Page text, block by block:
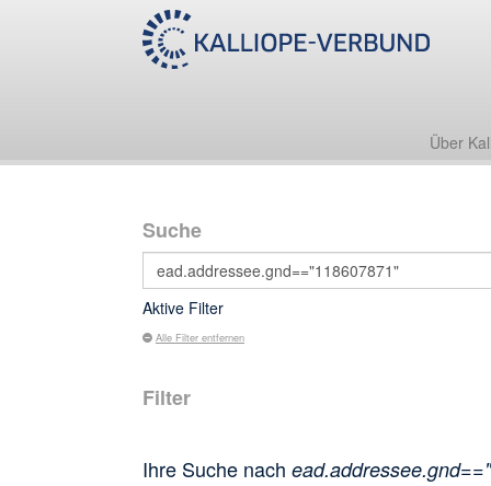
Über
Suche
Aktive Filter
Alle Filter entfernen
Filter
Ihre Suche nach